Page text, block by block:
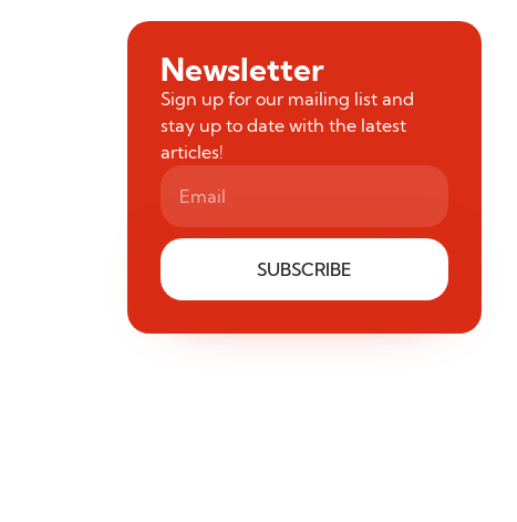
Newsletter
Sign up for our mailing list and
stay up to date with the latest
articles!
SUBSCRIBE